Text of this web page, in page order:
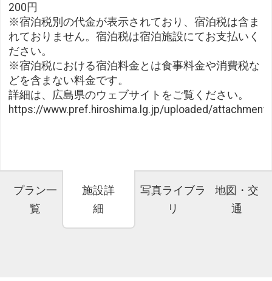
200円
※宿泊税別の代金が表示されており、宿泊税は含ま
れておりません。宿泊税は宿泊施設にてお支払いく
ださい。
※宿泊税における宿泊料金とは食事料金や消費税な
どを含まない料金です。
詳細は、広島県のウェブサイトをご覧ください。
https://www.pref.hiroshima.lg.jp/uploaded/
プラン一
覧
施設詳
細
写真ライブラ
リ
地図・交
通